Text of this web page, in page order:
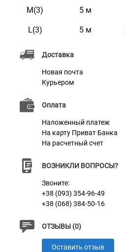
Доставка
Новая почта
Курьером
Оплата
Наложенный платеж
На карту Приват Банка
На расчетный счет
ВОЗНИКЛИ ВОПРОСЫ?
Звоните:
+38 (093) 354-96-49
+38 (068) 384-50-16
ОТЗЫВЫ (0)
Оставить отзыв
Цвет
Фурнитура
M(3) 5 м
L(3) 5 м